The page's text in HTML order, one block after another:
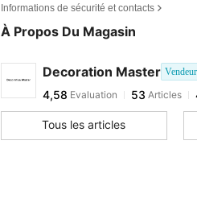
Informations de sécurité et contacts
À Propos Du Magasin
Decoration Master Vendeur
4,58 Evaluation 53 Articles
Tous les articles